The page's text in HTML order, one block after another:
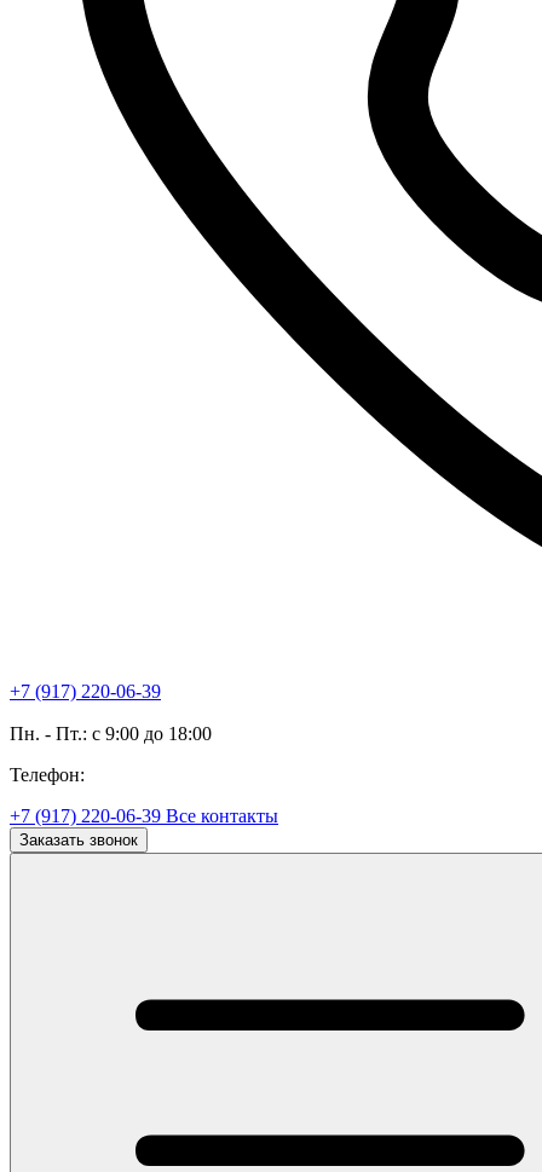
+7 (917) 220-06-39
Пн. - Пт.: с 9:00 до 18:00
Телефон:
+7 (917) 220-06-39 Все контакты
Заказать звонок